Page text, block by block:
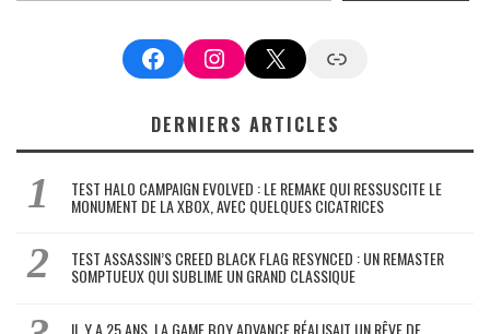
FacebookInstagram
X Google News
DERNIERS ARTICLES
TEST HALO CAMPAIGN EVOLVED : LE REMAKE QUI RESSUSCITE LE
MONUMENT DE LA XBOX, AVEC QUELQUES CICATRICES
TEST ASSASSIN’S CREED BLACK FLAG RESYNCED : UN REMASTER
SOMPTUEUX QUI SUBLIME UN GRAND CLASSIQUE
IL Y A 25 ANS, LA GAME BOY ADVANCE RÉALISAIT UN RÊVE DE